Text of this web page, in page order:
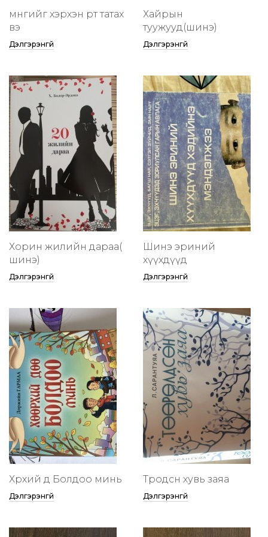
мөнгийг хэрхэн өөртөө татах
вэ
Дэлгэрэнгүй
Хайрын
туужууд(шинэ)
Дэлгэрэнгүй
Хорин жилийн дараа(
шинэ)
Дэлгэрэнгүй
Шинэ эриний
хүүхдүүд
Дэлгэрэнгүй
Хөөрхий дөө Болдоо минь
Дэлгэрэнгүй
Төөрөодсөн хувь заяа
Дэлгэрэнгүй